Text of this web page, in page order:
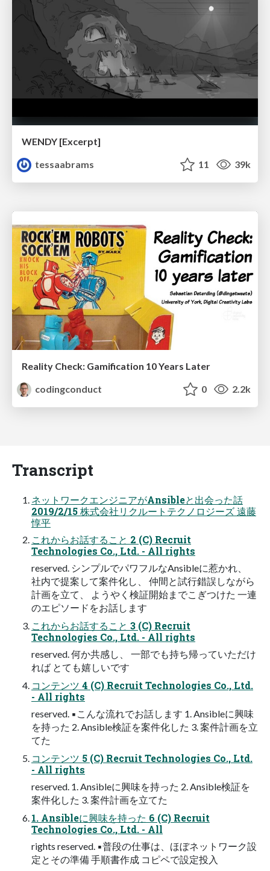
WENDY [Excerpt]
tessaabrams
11 39k
Reality Check: Gamification 10 Years Later
codingconduct
0 2.2k
Transcript
ネットワークエンジニアがAnsibleと出会った話
2019/2/15 株式会社リクルートテクノロジーズ 遠藤
惇平
これからお話すること 2 (C) Recruit
Technologies Co., Ltd. - All rights
reserved. シンプルでパワフルなAnsibleに惹かれ、
社内で提案して案件化し、 仲間と試行錯誤しながら
計画を立て、 ようやく検証開始までこぎつけた 一連
のエピソードをお話します
これからお話すること 3 (C) Recruit
Technologies Co., Ltd. - All rights
reserved. 何か共感し、 一部でも持ち帰っていただけ
れば とても嬉しいです
コンテンツ 4 (C) Recruit Technologies Co., Ltd.
- All rights
reserved. ▪こんな流れでお話します 1. Ansibleに興味
を持った 2. Ansible検証を案件化した 3. 案件計画を立
てた
コンテンツ 5 (C) Recruit Technologies Co., Ltd.
- All rights
reserved. 1. Ansibleに興味を持った 2. Ansible検証を
案件化した 3. 案件計画を立てた
1. Ansibleに興味を持った 6 (C) Recruit
Technologies Co., Ltd. - All
rights reserved. ▪普段の仕事は、ほぼネットワーク設
定とその準備 手順書作成 コピペで設定投入